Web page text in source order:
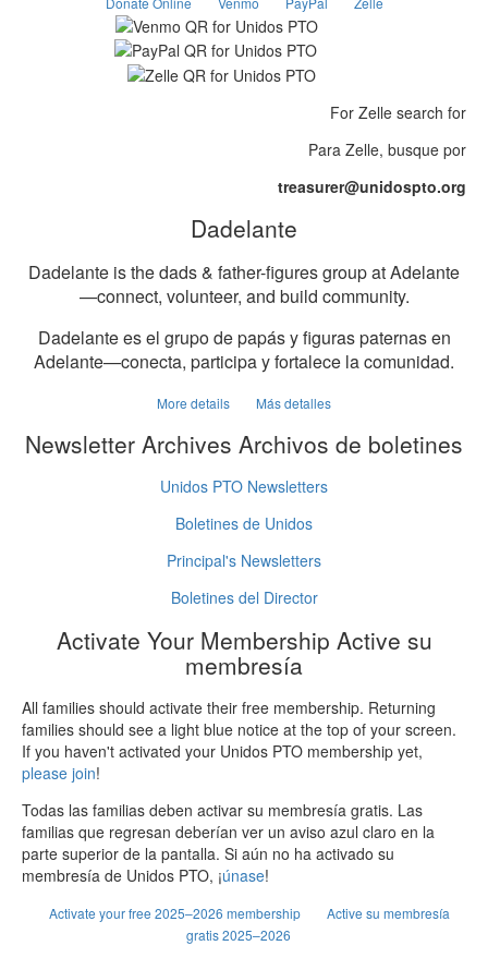
For Zelle search for
Para Zelle, busque por
treasurer@unidospto.org
Dadelante
Dadelante is the dads & father-figures group at Adelante
—connect, volunteer, and build community.
Dadelante es el grupo de papás y figuras paternas en
Adelante—conecta, participa y fortalece la comunidad.
More details Más detalles
Newsletter Archives Archivos de boletines
Unidos PTO Newsletters
Boletines de Unidos
Principal's Newsletters
Boletines del Director
Activate Your Membership Active su
membresía
All families should activate their free membership. Returning
families should see a light blue notice at the top of your screen.
If you haven't activated your Unidos PTO membership yet,
please join!
Todas las familias deben activar su membresía gratis. Las
familias que regresan deberían ver un aviso azul claro en la
parte superior de la pantalla. Si aún no ha activado su
membresía de Unidos PTO, ¡únase!
Activate your free 2025–2026 membership
Active su membresía
gratis 2025–2026